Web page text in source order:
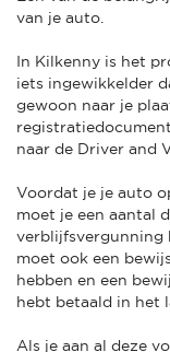
van je auto.
In Kilkenny is het
iets ingewikkelder
gewoon naar je
naar de Driver and
Voordat je je auto
moet je een aantal
verblijfsvergunning
moet ook een
hebben en een
hebt betaald in het
Als je aan al deze